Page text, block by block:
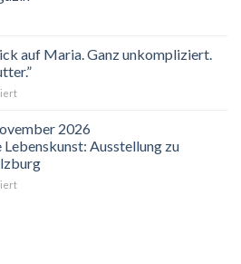
eingeladen!
auf Maria. Ganz unkompliziert.
für
hilft
der
Blick
auf
Maria.
2026
Lebenskunst: Ausstellung zu
für